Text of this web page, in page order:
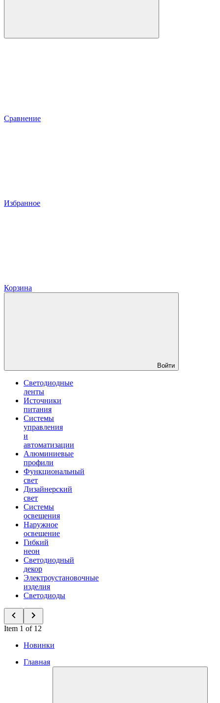
Сравнение
Избранное
Корзина
Войти
Светодиодные
ленты
Источники
питания
Системы
управления
и
автоматизации
Алюминиевые
профили
Функциональный
свет
Дизайнерский
свет
Системы
освещения
Наружное
освещение
Гибкий
неон
Светодиодный
декор
Электроустановочные
изделия
Светодиоды
Item 1 of 12
Новинки
Главная